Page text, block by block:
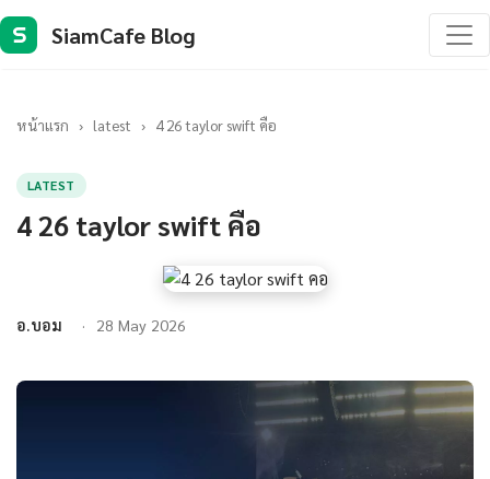
S SiamCafe Blog
หน้าแรก › latest › 4 26 taylor swift คือ
LATEST
4 26 taylor swift คือ
อ.บอม 28 May 2026